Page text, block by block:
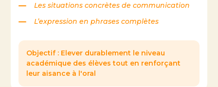
Les situations concrètes de communication
L’expression en phrases complètes
Objectif : Elever durablement le niveau
académique des élèves tout en renforçant
leur aisance à l'oral